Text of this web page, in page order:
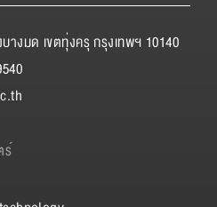
างมด เขตทุ่งครุ กรุงเทพฯ 10140
ร์